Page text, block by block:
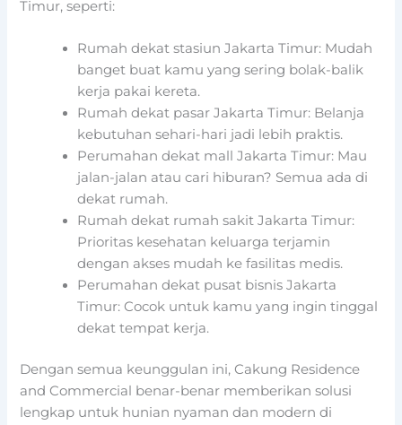
Timur, seperti:
Rumah dekat stasiun Jakarta Timur: Mudah
banget buat kamu yang sering bolak-balik
kerja pakai kereta.
Rumah dekat pasar Jakarta Timur: Belanja
kebutuhan sehari-hari jadi lebih praktis.
Perumahan dekat mall Jakarta Timur: Mau
jalan-jalan atau cari hiburan? Semua ada di
dekat rumah.
Rumah dekat rumah sakit Jakarta Timur:
Prioritas kesehatan keluarga terjamin
dengan akses mudah ke fasilitas medis.
Perumahan dekat pusat bisnis Jakarta
Timur: Cocok untuk kamu yang ingin tinggal
dekat tempat kerja.
Dengan semua keunggulan ini, Cakung Residence
and Commercial benar-benar memberikan solusi
lengkap untuk hunian nyaman dan modern di